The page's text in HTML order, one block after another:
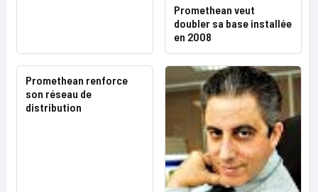
Promethean veut
doubler sa base installée
en 2008
Promethean renforce
son réseau de
distribution